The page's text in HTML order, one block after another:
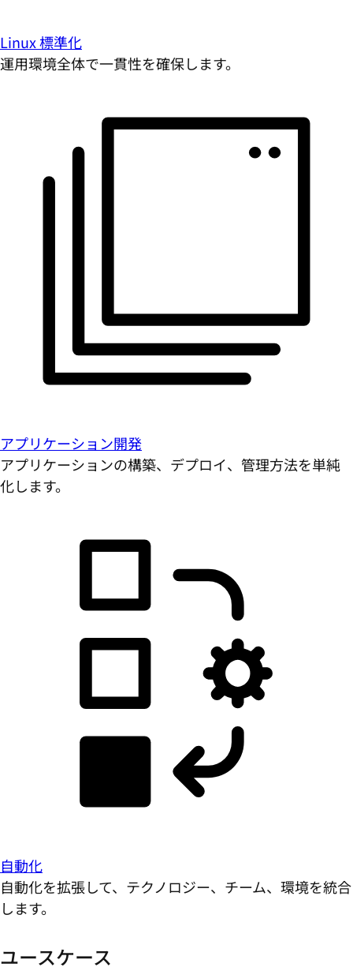
Linux 標準化
運用環境全体で一貫性を確保します。
アプリケーション開発
アプリケーションの構築、デプロイ、管理方法を単純
化します。
自動化
自動化を拡張して、テクノロジー、チーム、環境を統合
します。
ユースケース